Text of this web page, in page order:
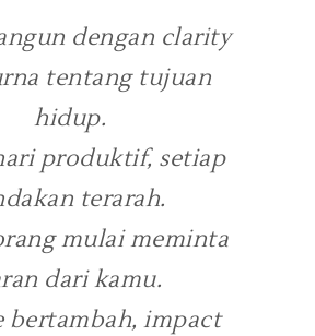
dengan clarity
tentang tujuan
hidup.
produktif, setiap
terarah.
mulai meminta
dari kamu.
bertambah, impact